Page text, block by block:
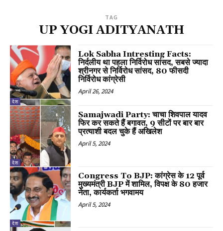
TAG
UP YOGI ADITYANATH
देश
Lok Sabha Intresting Facts:
निर्दलीय था पहला निर्विरोध सांसद, सबसे ज्यादा
श्रीनगर से निर्विरोध सांसद, 80 फीसदी
निर्विरोध कांग्रेसी
April 26, 2024
देश
Samajwadi Party: चाचा शिवपाल यादव
फिर कर सकते हैं बगावत, 9 सीटों पर बार बार
प्रत्याशी बदल चुके हैं अखिलेश
April 5, 2024
देश
Congress To BJP: कांग्रेस के 12 पूर्व
मुख्यमंत्री BJP में शामिल, विपक्ष के 80 हजार
नेता, कार्यकर्ता भगवामय
April 5, 2024